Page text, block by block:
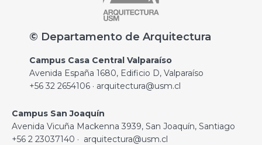
© Departamento de Arquitectura
Campus Casa Central Valparaíso
Avenida España 1680, Edificio D, Valparaíso
+56 32 2654106 · arquitectura@usm.cl
Campus San Joaquín
Avenida Vicuña Mackenna 3939, San Joaquín, Santiago
+56 2 23037140 · arquitectura@usm.cl